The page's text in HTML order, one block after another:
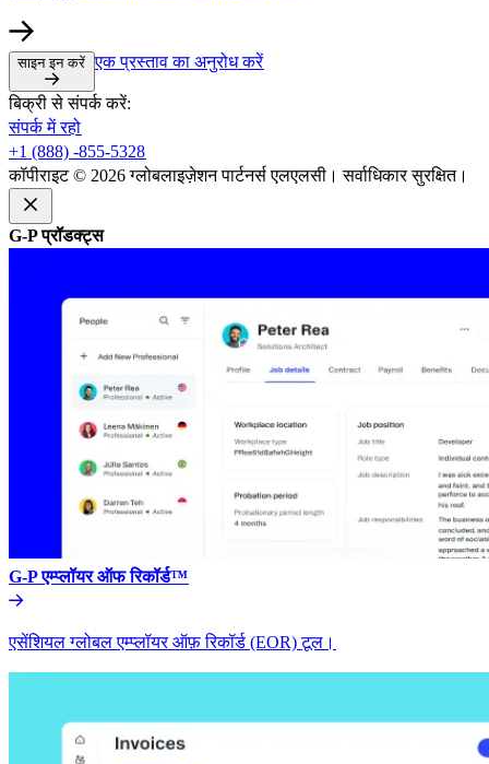
साइन इन करें​​ एक प्रस्ताव का अनुरोध करें​​
बिक्री से संपर्क करें:​​
संपर्क में रहो​​
+1 (888) -855-5328​​
कॉपीराइट © 2026 ग्लोबलाइज़ेशन पार्टनर्स एलएलसी। सर्वाधिकार सुरक्षित।​​
G-P प्रॉडक्ट्स​​
G-P एम्प्लॉयर ऑफ रिकॉर्ड™​​
एसेंशियल ग्लोबल एम्प्लॉयर ऑफ़ रिकॉर्ड (EOR) टूल।​​